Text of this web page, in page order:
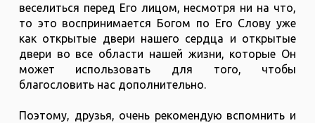
веселиться перед Его лицом, несмотря ни на что,
то это воспринимается Богом по Его Слову уже
как открытые двери нашего сердца и открытые
двери во все области нашей жизни, которые Он
может использовать для того, чтобы
благословить нас дополнительно.
Поэтому, друзья, очень рекомендую вспомнить и